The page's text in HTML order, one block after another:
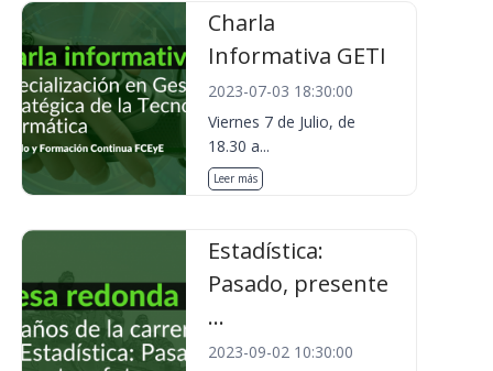
Charla
Informativa GETI
2023-07-03 18:30:00
Viernes 7 de Julio, de
18.30 a...
Leer más
Estadística:
Pasado, presente
...
2023-09-02 10:30:00